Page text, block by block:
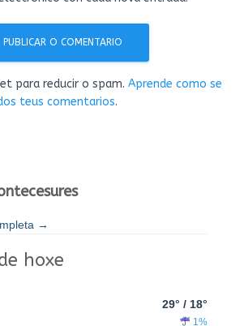
para reducir o spam. Aprende como se
teus comentarios.
→
hoxe
29° / 18°
1%